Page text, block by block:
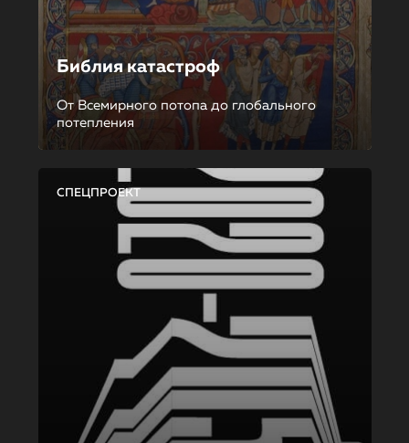
Библия катастроф
От Всемирного потопа до глобального
потепления
СПЕЦПРОЕКТ